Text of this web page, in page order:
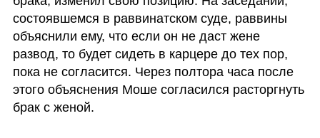
состоявшемся в раввинатском суде, раввины
объяснили ему, что если он не даст жене
развод, то будет сидеть в карцере до тех пор,
пока не согласится. Через полтора часа после
этого объяснения Моше согласился расторгнуть
брак с женой.